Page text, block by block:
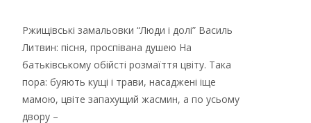
Ржищівські замальовки “Люди і долі” Василь
Литвин: пісня, проспівана душею На
батьківському обійсті розмаїття цвіту. Така
пора: буяють кущі і трави, насаджені іще
мамою, цвіте запахущий жасмин, а по усьому
двору –